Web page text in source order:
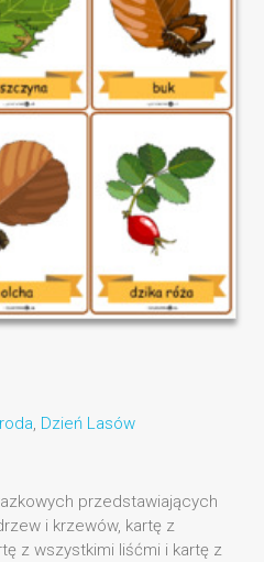
, Dzień Lasów
przedstawiających
i krzewów, kartę z
z wszystkimi liśćmi i kartę z